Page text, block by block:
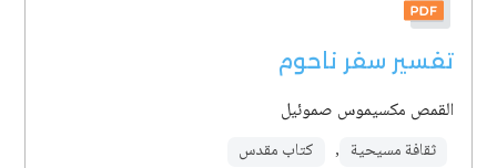
تفسير سفر ناحوم
القمص مكسيموس صموئيل
ثقافة مسيحية , كتاب مقدس